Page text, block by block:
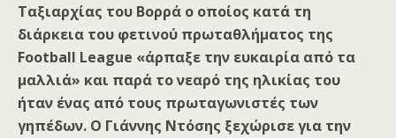
Ταξιαρχίας του Βορρά ο οποίος κατά τη
διάρκεια του φετινού πρωταθλήματος της
Football League «άρπαξε την ευκαιρία από τα
μαλλιά» και παρά το νεαρό της ηλικίας του
ήταν ένας από τους πρωταγωνιστές των
γηπέδων. Ο Γιάννης Ντόσης ξεχώρισε για την